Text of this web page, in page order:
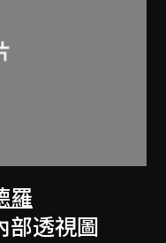
羅
部透視圖